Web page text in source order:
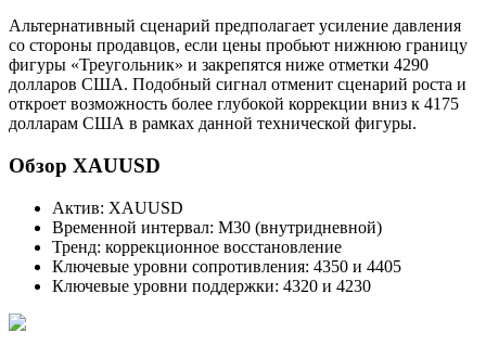
Альтернативный сценарий предполагает усиление давления
со стороны продавцов, если цены пробьют нижнюю границу
фигуры «Треугольник» и закрепятся ниже отметки 4290
долларов США. Подобный сигнал отменит сценарий роста и
откроет возможность более глубокой коррекции вниз к 4175
долларам США в рамках данной технической фигуры.
Обзор XAUUSD
Актив: XAUUSD
Временной интервал: M30 (внутридневной)
Тренд: коррекционное восстановление
Ключевые уровни сопротивления: 4350 и 4405
Ключевые уровни поддержки: 4320 и 4230